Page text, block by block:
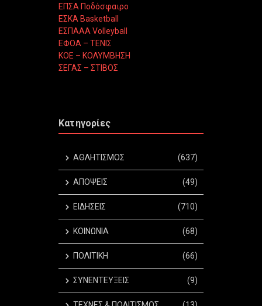
ΕΠΣΑ Ποδόσφαιρο
ΕΣΚΑ Basketball
ΕΣΠΑΑΑ Volleyball
ΕΦΟΑ – ΤΕΝΙΣ
ΚΟΕ – ΚΟΛΥΜΒΗΣΗ
ΣΕΓΑΣ – ΣΤΙΒΟΣ
Κατηγορίες
ΑΘΛΗΤΙΣΜΟΣ (637)
ΑΠΟΨΕΙΣ (49)
ΕΙΔΗΣΕΙΣ (710)
ΚΟΙΝΩΝΙΑ (68)
ΠΟΛΙΤΙΚΗ (66)
ΣΥΝΕΝΤΕΥΞΕΙΣ (9)